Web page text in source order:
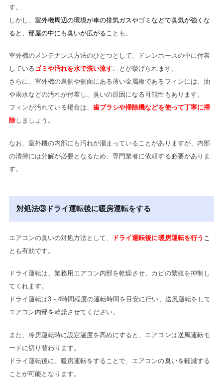
す。
しかし、室外機周辺の環境が車の排気ガスやゴミなどで臭気が強くな
ると、部屋の中にも臭いが広がる ことも。
室外機のメンテナンス方法のひとつとして、ドレンホースの中に付着
しているゴミや汚れを水で洗い流すことが挙げられます。
さらに、室外機の裏側や側面にある薄い金属板であるフィンには、油
や雨水などの汚れが付着し、臭いの原因になる可能性もあります。
フィンが汚れている場合は、歯ブラシや掃除機などを使って丁寧に掃
除しましょう。
なお、室外機の内部にも汚れが溜まっていることがありますが、内部
の清掃には分解が必要となるため、専門業者に依頼する必要がありま
す。
対処法③ドライ運転後に暖房運転をする
エアコンの臭いの対処方法として、 ドライ運転後に暖房運転を行う こ
とも有効です。
ドライ運転は、業務用エアコン内部を乾燥させ、カビの繁殖を抑制し
てくれます。
ドライ運転は3～4時間程度の運転時間を目安に行い、送風運転をして
エアコン内部を乾燥させてください。
また、冷房運転時に設定温度を高めにすると、エアコンは送風運転モ
ードに切り替わります。
ドライ運転後に、暖房運転をすることで、エアコンの臭いを軽減する
ことが可能となります。